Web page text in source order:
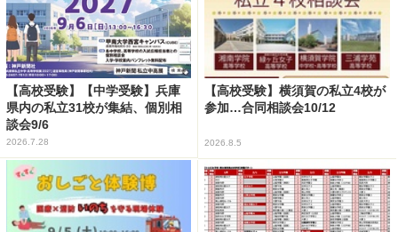
【高校受験】【中学受験】兵庫
県内の私立31校が集結、個別相
談会9/6
2026.7.28
【高校受験】横須賀の私立4校が
参加…合同相談会10/12
2026.8.5